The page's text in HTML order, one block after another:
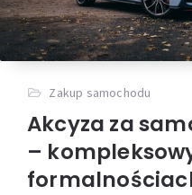
Zakup samochodu
Akcyza za
–